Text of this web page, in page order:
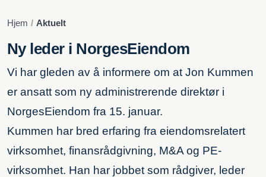
Hjem Aktuelt
Ny leder i NorgesEiendom
Vi har gleden av å informere om at Jon Kummen
er ansatt som ny administrerende direktør i
NorgesEiendom fra 15. januar.
Kummen har bred erfaring fra eiendomsrelatert
virksomhet, finansrådgivning, M&A og PE-
virksomhet. Han har jobbet som rådgiver, leder